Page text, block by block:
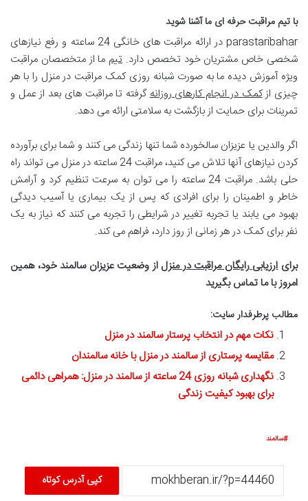
با تیم مراقبت حرفه ای ما آشنا شوید
parastaribahar در ارائه مراقبت های خانگی 24 ساعته و رفع نیازهای
شخصی خاص مشتریان خود تخصص دارد.تیم ما از متخصصان مراقبت
ویژه آموزش دیده ما به صورت شبانه روزی کمک مراقبت در منزل را با هر
چیزی ازکمک در انجام کارهای روزانهگرفته تا مراقبت های بعد از عمل و
تمرینات برای حمایت از بازگشت به سلامتی ارائه می دهد.
اگر والدین یا عزیزان سالخورده شما تنها زندگی می کنند و شما برای برآورده
کردن نیازهای آنها تلاش می کنید، مراقبت 24 ساعته در منزل می تواند راه
حلی باشد. مراقبت 24 ساعته را می توان به سرعت تنظیم کرد و آرامش
خاطر و اطمینان را برای افرادی که پس از یک بیماری یا آسیب دیدگی
بهبود می یابند یا تجربه تغییر در شرایطی را تجربه می کنند که نیاز به یک
نفر برای کمک در هر زمانی از روز دارد، فراهم می کند.
برایارزیابی رایگان مراقبت در منزل از وضعیت عزیزان سالمند خود، همین
امروز با ما تماس بگیرید
مطالب پرطرفدار سایت:
نکات مهم در انتخاب پرستار سالمند در منزل
مقایسه پرستاری از سالمند در منزل با خانه سالمندان
نگهداری شبانه روزی 24 ساعته از سالمند در منزل: همراهی دائمی
برای بهبود کیفیت زندگی
سالمند
کپی آدرس کوتاه